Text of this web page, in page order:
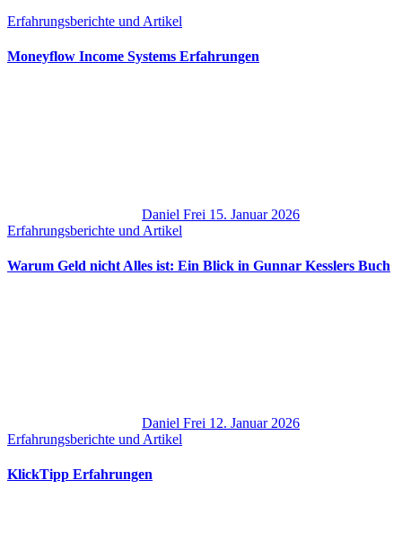
Erfahrungsberichte und Artikel
Moneyflow Income Systems Erfahrungen
Daniel Frei 15. Januar 2026
Erfahrungsberichte und Artikel
Warum Geld nicht Alles ist: Ein Blick in Gunnar Kesslers Buch
Daniel Frei 12. Januar 2026
Erfahrungsberichte und Artikel
KlickTipp Erfahrungen